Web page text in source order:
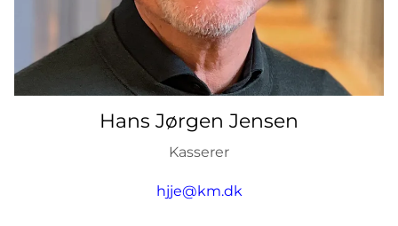
Hans Jørgen Jensen
Kasserer
hjje@km.dk